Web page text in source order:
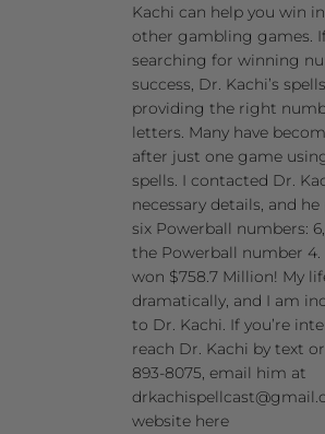
Kachi can help you win
other gambling games. If
searching for winning
success, Dr. Kachi’s
providing the right
letters. Many have
after just one game
spells. I contacted Dr.
necessary details, and
six Powerball numbers: 6,
the Powerball number
won $758.7 Million! My
dramatically, and I am
to Dr. Kachi. If you’re
reach Dr. Kachi by text
893-8075, email him at
website here